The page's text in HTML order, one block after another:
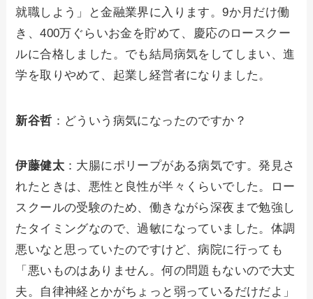
就職しよう」と金融業界に入ります。9か月だけ働
き、400万ぐらいお金を貯めて、慶応のロースクー
ルに合格しました。でも結局病気をしてしまい、進
学を取りやめて、起業し経営者になりました。
新谷哲 ：どういう病気になったのですか？
伊藤健太 ：大腸にポリープがある病気です。発見さ
れたときは、悪性と良性が半々くらいでした。ロー
スクールの受験のため、働きながら深夜まで勉強し
たタイミングなので、過敏になっていました。体調
悪いなと思っていたのですけど、病院に行っても
「悪いものはありません。何の問題もないので大丈
夫。自律神経とかがちょっと弱っているだけだよ」